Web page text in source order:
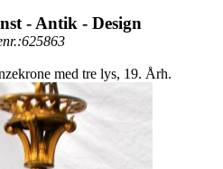
- Antik - Design
med tre lys, 19. Årh.